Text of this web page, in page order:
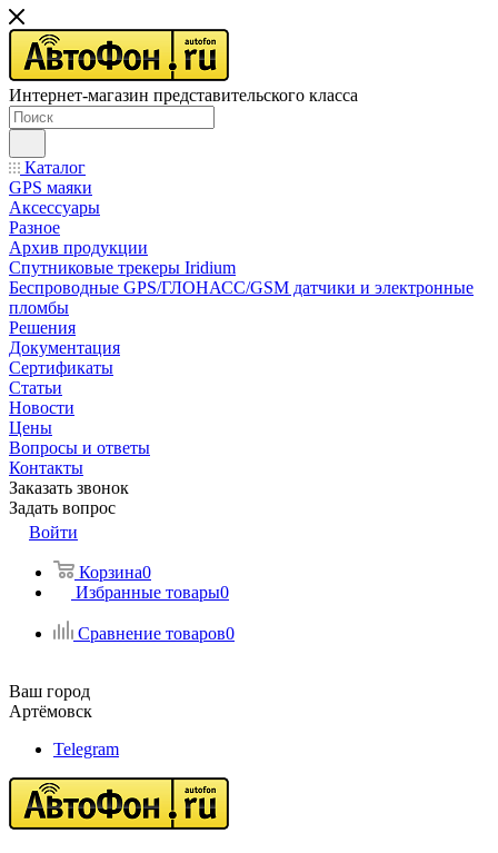
Интернет-магазин представительского класса
Каталог
GPS маяки
Аксессуары
Разное
Архив продукции
Спутниковые трекеры Iridium
Беспроводные GPS/ГЛОНАСС/GSM датчики и электронные
пломбы
Решения
Документация
Сертификаты
Статьи
Новости
Цены
Вопросы и ответы
Контакты
Заказать звонок
Задать вопрос
Войти
Корзина0
Избранные товары0
Сравнение товаров0
Ваш город
Артёмовск
Telegram